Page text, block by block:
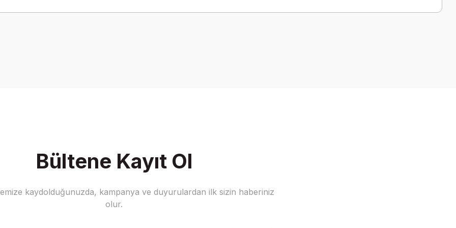
Gönder
Bültene Kayıt Ol
kaydolduğunuzda, kampanya ve duyurulardan ilk sizin haberiniz
olur.